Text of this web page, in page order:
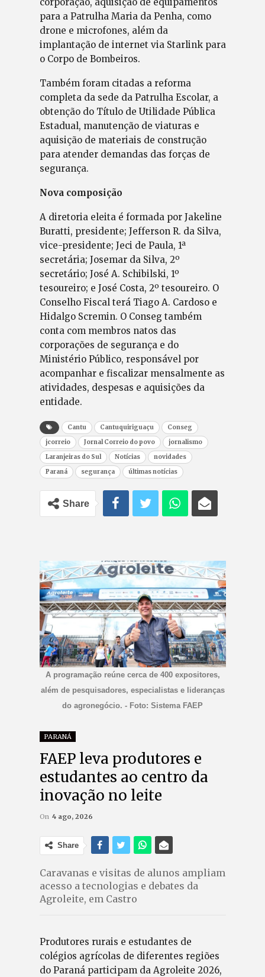
para a Patrulha Maria da Penha, como
drone e microfones, além da
implantação de internet via Starlink para
o Corpo de Bombeiros.
Também foram citadas a reforma
completa da sede da Patrulha Escolar, a
obtenção do Título de Utilidade Pública
Estadual, manutenção de viaturas e
aquisição de materiais de construção
para atender demandas das forças de
segurança.
Nova composição
A diretoria eleita é formada por Jakeline
Buratti, presidente; Jefferson R. da Silva,
vice-presidente; Jeci de Paula, 1ª
secretária; Josemar da Silva, 2º
secretário; José A. Schibilski, 1º
tesoureiro; e José Costa, 2º tesoureiro. O
Conselho Fiscal terá Tiago A. Cardoso e
Hidalgo Scremin. O Conseg também
conta com membros natos das
corporações de segurança e do
Ministério Público, responsável por
acompanhar e fiscalizar mensalmente as
atividades, despesas e aquisições da
entidade.
Cantu Cantuquiriguaçu
Conseg
jcorreio
Jornal Correio do povo
jornalismo
Laranjeiras do Sul
Notícias
novidades
Paraná
segurança últimas notícias
Share
A programação reúne cerca de 400 expositores,
além de pesquisadores, especialistas e lideranças
do agronegócio. - Foto: Sistema FAEP
PARANÁ
FAEP leva produtores e
estudantes ao centro da
inovação no leite
On 4 ago, 2026
Share
Caravanas e visitas de alunos ampliam
acesso a tecnologias e debates da
Agroleite, em Castro
Produtores rurais e estudantes de
colégios agrícolas de diferentes regiões
do Paraná participam da Agroleite 2026,